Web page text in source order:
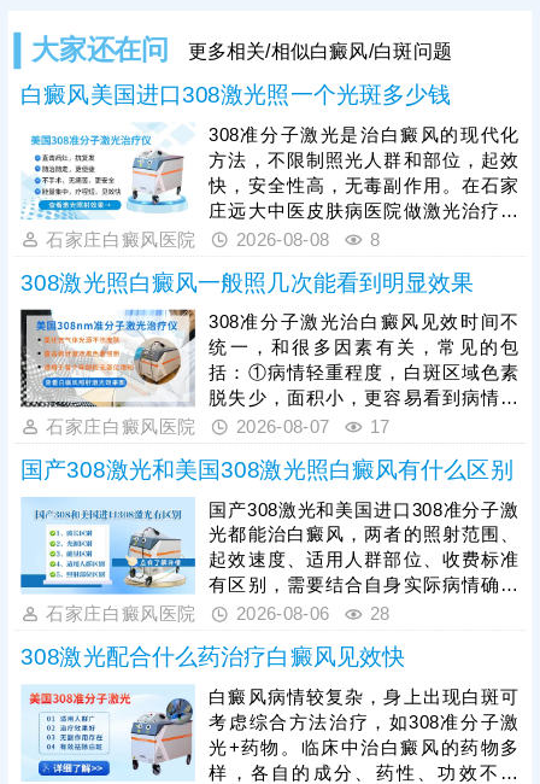
大家还在问 更多相关/相似白癜风/白斑问题
白癜风美国进口308激光照一个光斑多少钱
308准分子激光是治白癜风的现代化
方法，不限制照光人群和部位，起效
快，安全性高，无毒副作用。在石家
庄远大中医皮肤病医院做激光治疗，
一个光斑收费几十元，治疗一次产生
疗需确定合适的参数，包括剂量、频
率、疗程等，使治疗充分生效。可遵
医嘱搭配对症药物综合祛白，增强疗
效，有利于加速白斑着色。
石家庄白癜风医院 2026-08-08 8
308激光照白癜风一般照几次能看到明显效果
308准分子激光治白癜风见效时间不
统一，和很多因素有关，常见的包
括：①病情轻重程度，白斑区域色素
脱失少，面积小，更容易看到病情好
转;若是色素脱失多，白斑面积大，治
疗见效所需时间更长;②白斑所在部
位，白斑位于头面部、躯干等部位较
容易治疗;若是位于肢端末梢，治疗难
度大，见效所需时间会延长;③是否确
定合适的照光参数，患者需遵医嘱规
范治疗，科学对症祛白，更快促进肤
色还原。
石家庄白癜风医院 2026-08-07 17
国产308激光和美国308激光照白癜风有什么区别
国产308激光和美国进口308准分子激
光都能治白癜风，两者的照射范围、
起效速度、适用人群部位、收费标准
有区别，需要结合自身实际病情确定
合适的照光方案，令治疗真正发挥作
剂量、频率、疗程，恰当的照光参
数，持之以恒累积疗效，助力病情稳
步好转。另外，照光期间可搭配药物
对症治疗，综合祛白，提升复色速
度。
石家庄白癜风医院 2026-08-06 28
308激光配合什么药治疗白癜风见效快
白癜风病情较复杂，身上出现白斑可
考虑综合方法治疗，如308准分子激
光+药物。临床中治白癜风的药物多
样，各自的成分、药性、功效不一